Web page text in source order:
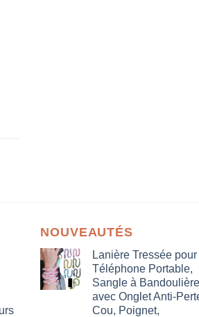
NOUVEAUTÉS
Lanière Tressée pour
Téléphone Portable,
Sangle à Bandoulière
avec Onglet Anti-
Cou, Poignet,